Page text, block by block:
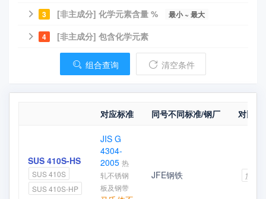
3 [非主成分] 化学元素含量 % 最小 ~ 最大
4 [非主成分] 包含化学元素
组合查询 清空条件
对应标准 同号不同标准/钢厂 对比
SUS 410S-HS
SUS 410S
SUS 410S-HP
JIS G
4304-
2005 热
轧不锈钢
板及钢带
JFE钢铁 加入